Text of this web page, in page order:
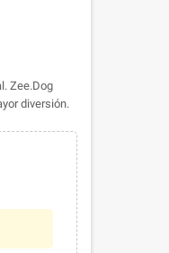
Zee.Dog
diversión.